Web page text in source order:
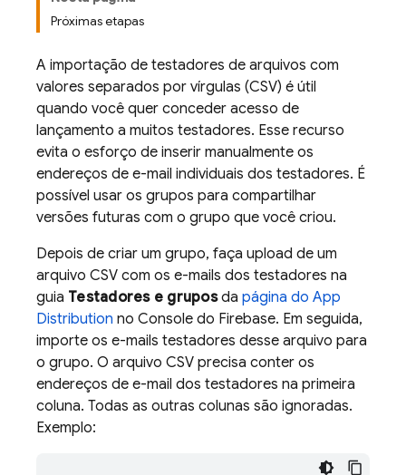
Próximas etapas
A importação de testadores de arquivos com
valores separados por vírgulas (CSV) é útil
quando você quer conceder acesso de
lançamento a muitos testadores. Esse recurso
evita o esforço de inserir manualmente os
endereços de e-mail individuais dos testadores. É
possível usar os grupos para compartilhar
versões futuras com o grupo que você criou.
Depois de criar um grupo, faça upload de um
arquivo CSV com os e-mails dos testadores na
guia Testadores e gruposda página do App
Distribution no Console do Firebase. Em seguida,
importe os e-mails testadores desse arquivo para
o grupo. O arquivo CSV precisa conter os
endereços de e-mail dos testadores na primeira
coluna. Todas as outras colunas são ignoradas.
Exemplo: